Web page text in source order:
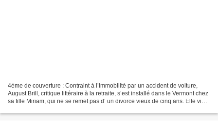
4ème de couverture : Contraint à l’immobilité par un accident de voiture,
August Brill, critique littéraire à la retraite, s’est installé dans le Vermont chez
sa fille Miriam, qui ne se remet pas d’ un divorce vieux de cinq ans. Elle vient